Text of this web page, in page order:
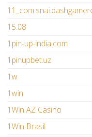
15.08
1pin-up-india.com
1pinupbet.uz
1w
1win
1Win AZ Casino
1Win Brasil